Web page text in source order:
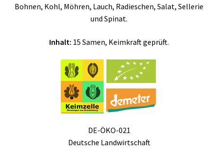
Bohnen, Kohl, Möhren, Lauch, Radieschen, Salat, Sellerie
und Spinat.
Inhalt: 15 Samen, Keimkraft geprüft.
DE-ÖKO-021
Deutsche Landwirtschaft